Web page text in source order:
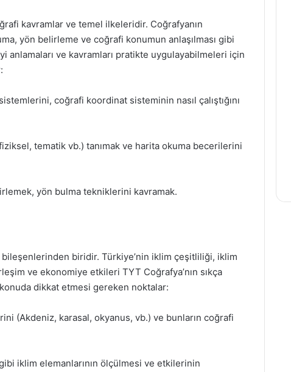
kavramlar ve temel ilkeleridir. Coğrafyanın
yön belirleme ve coğrafi konumun anlaşılması gibi
anlamaları ve kavramları pratikte uygulayabilmeleri için
coğrafi koordinat sisteminin nasıl çalıştığını
tematik vb.) tanımak ve harita okuma becerilerini
yön bulma tekniklerini kavramak.
biridir. Türkiye’nin iklim çeşitliliği, iklim
ve ekonomiye etkileri TYT Coğrafya’nın sıkça
dikkat etmesi gereken noktalar:
(Akdeniz, karasal, okyanus, vb.) ve bunların coğrafi
gibi iklim elemanlarının ölçülmesi ve etkilerinin